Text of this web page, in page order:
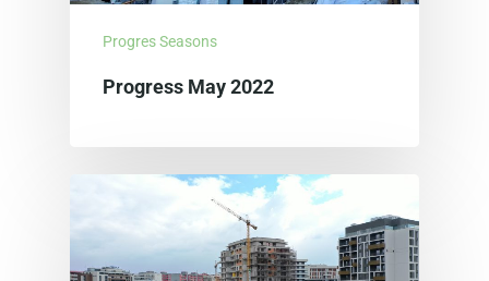
Progres Seasons
Progress May 2022